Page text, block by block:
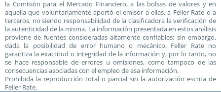
la Comisión para el Mercado Financiero, a las bolsas de valores y en
aquella que voluntariamente aportó el emisor a ellas, a Feller Rate o a
terceros, no siendo responsabilidad de la clasificadora la verificación de
la autenticidad de la misma. La información presentada en estos análisis
proviene de fuentes consideradas altamente confiables; sin embargo,
dada la posibilidad de error humano o mecánico, Feller Rate no
garantiza la exactitud o integridad de la información y, por lo tanto, no
se hace responsable de errores u omisiones, como tampoco de las
consecuencias asociadas con el empleo de esa información.
Prohibida la reproducción total o parcial sin la autorización escrita de
Feller Rate.